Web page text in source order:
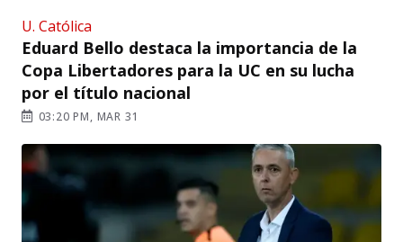
U. Católica
Eduard Bello destaca la importancia de la
Copa Libertadores para la UC en su lucha
por el título nacional
03:20 PM, MAR 31